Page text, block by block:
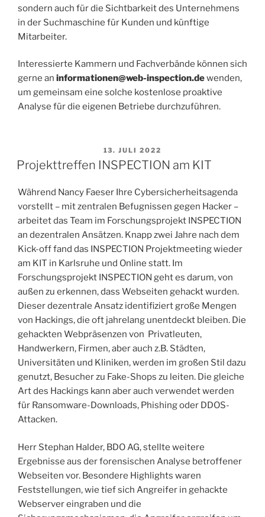
sondern auch für die Sichtbarkeit des Unternehmens
in der Suchmaschine für Kunden und künftige
Mitarbeiter.
Interessierte Kammern und Fachverbände können sich
gerne an informationen@web-inspection.dewenden,
um gemeinsam eine solche kostenlose proaktive
Analyse für die eigenen Betriebe durchzuführen.
VERÖFFENTLICHT
AM
13. JULI 2022
Projekttreffen INSPECTION am KIT
Während Nancy Faeser Ihre Cybersicherheitsagenda
vorstellt – mit zentralen Befugnissen gegen Hacker –
arbeitet das Team im Forschungsprojekt INSPECTION
an dezentralen Ansätzen. Knapp zwei Jahre nach dem
Kick-off fand das INSPECTION Projektmeeting wieder
am KIT in Karlsruhe und Online statt. Im
Forschungsprojekt INSPECTION geht es darum, von
außen zu erkennen, dass Webseiten gehackt wurden.
Dieser dezentrale Ansatz identifiziert große Mengen
von Hackings, die oft jahrelang unentdeckt bleiben. Die
gehackten Webpräsenzen von Privatleuten,
Handwerkern, Firmen, aber auch z.B. Städten,
Universitäten und Kliniken, werden im großen Stil dazu
genutzt, Besucher zu Fake-Shops zu leiten. Die gleiche
Art des Hackings kann aber auch verwendet werden
für Ransomware-Downloads, Phishing oder DDOS-
Attacken.
Herr Stephan Halder, BDO AG, stellte weitere
Ergebnisse aus der forensischen Analyse betroffener
Webseiten vor. Besondere Highlights waren
Feststellungen, wie tief sich Angreifer in gehackte
Webserver eingraben und die